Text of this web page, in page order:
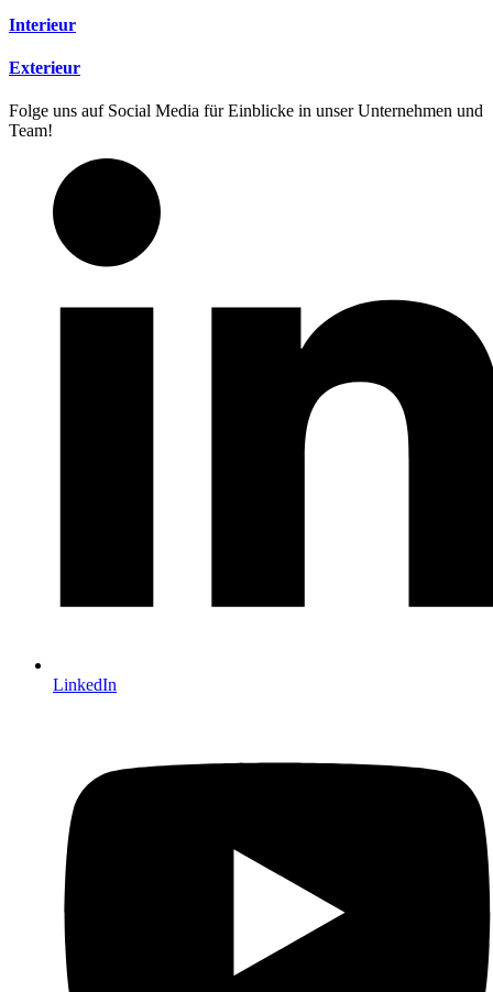
Interieur
Exterieur
Folge uns auf Social Media für Einblicke in unser Unternehmen und
Team!
LinkedIn